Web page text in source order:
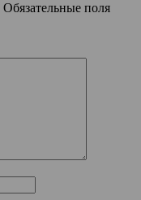
Обязательные поля